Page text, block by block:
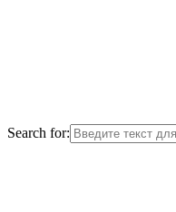
Search for: